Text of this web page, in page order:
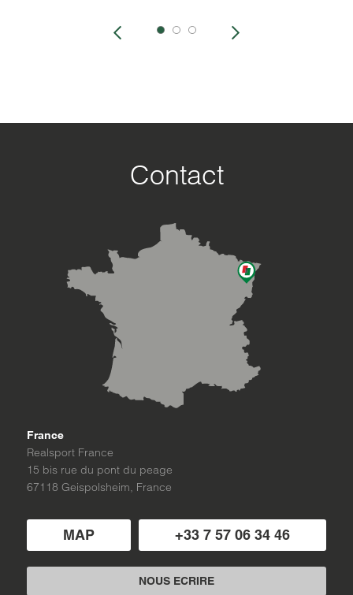
Contact
France
Realsport France
15 bis rue du pont du peage
67118 Geispolsheim, France
MAP +33 7 57 06 34 46
NOUS ECRIRE